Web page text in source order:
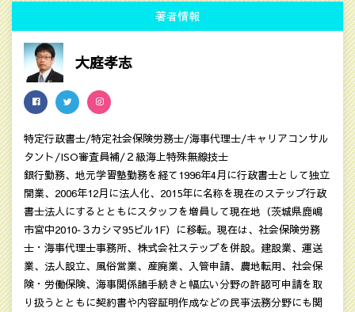
著者情報
大庭孝志
特定行政書士/特定社会保険労務士/海事代理士/キャリアコンサル
タント/ISO審査員補/２級海上特殊無線技士
銀行勤務、地元学習塾勤務を経て1996年4月に行政書士として独立
開業、2006年12月に法人化、2015年に名称を現在のステップ行政
書士法人にするとともにスタッフを増員して現在地（茨城県鹿嶋
市宮中2010‐３カシマ95ビル1F）に移転。現在は、社会保険労務
士・海事代理士事務所、株式会社ステップを併設。建設業、運送
業、法人設立、風俗営業、産廃業、入管申請、農地転用、社会保
険・労働保険、海事関係諸手続きと幅広い分野の許認可申請を取
り扱うとともに契約書や内容証明作成などの民亊法務分野にも関